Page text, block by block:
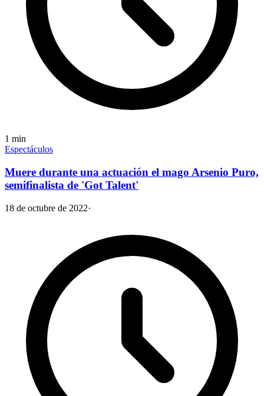
1 min
Espectáculos
Muere durante una actuación el mago Arsenio Puro,
semifinalista de 'Got Talent'
18 de octubre de 2022·